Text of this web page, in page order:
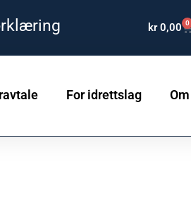
kr0,00 0
For idrettslag